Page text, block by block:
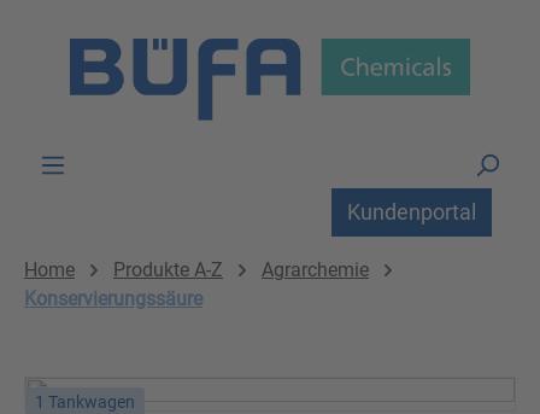
Kundenportal
Home Produkte A-Z
Agrarchemie
Konservierungssäure
1 Tankwagen